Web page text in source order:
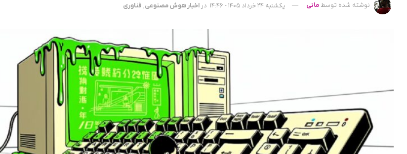
نوشته شده توسط مانی یکشنبه 24 خرداد 1405 - 14:46 در اخبار هوش مصنوعی, فناوری